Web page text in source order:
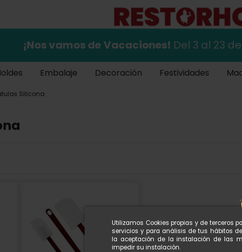
Utilizamos Cookies propias y de terceros
servicios y para análisis de tus hábitos
la aceptación de la instalación de las
impedir su instalación.
¡Nos vamos deVacaciones! Del 3 al 23
Embalaje Decoración Festividades
Silicona